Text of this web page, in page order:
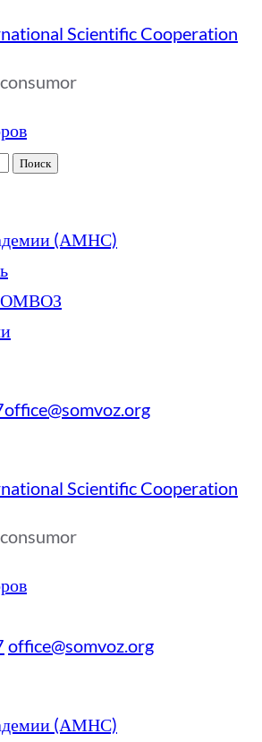
Scientific Cooperation
(АМНС)
office@somvoz.org
Scientific Cooperation
office@somvoz.org
(АМНС)